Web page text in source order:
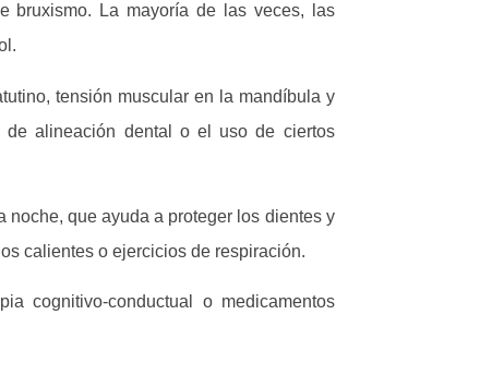
bruxismo. La mayoría de las veces, las
tensión muscular en la mandíbula y
de alineación dental o el uso de ciertos
noche, que ayuda a proteger los dientes y
calientes o ejercicios de respiración.
cognitivo-conductual o medicamentos